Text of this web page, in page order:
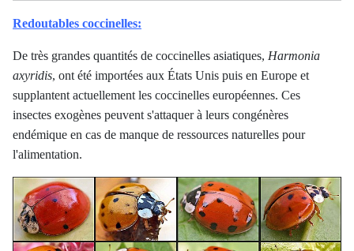
Redoutables coccinelles:
De très grandes quantités de coccinelles asiatiques, Harmonia
axyridis, ont été importées aux États Unis puis en Europe et
supplantent actuellement les coccinelles européennes. Ces
insectes exogènes peuvent s'attaquer à leurs congénères
endémique en cas de manque de ressources naturelles pour
l'alimentation.